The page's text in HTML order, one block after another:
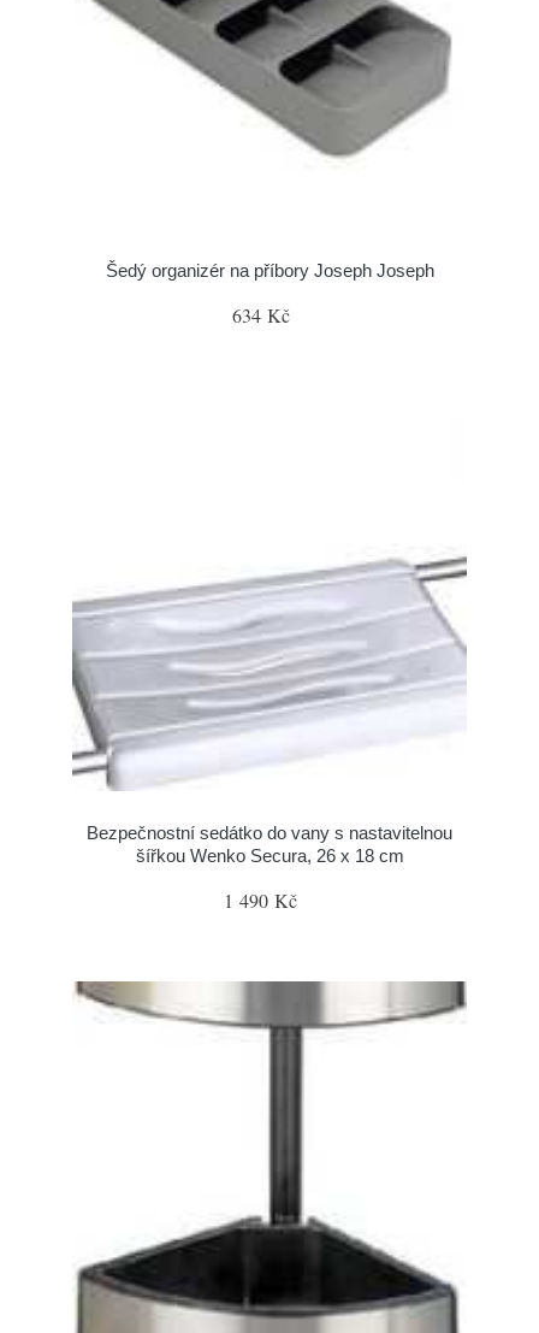
Šedý organizér na příbory Joseph Joseph
634 Kč
Bezpečnostní sedátko do vany s nastavitelnou
šířkou Wenko Secura, 26 x 18 cm
1 490 Kč